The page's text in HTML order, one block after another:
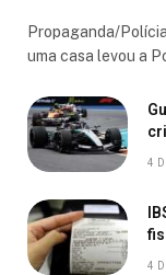
Propaganda/
uma casa levou a
4
4